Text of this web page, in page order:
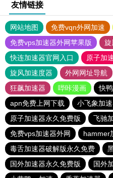
友情链接
网站地图 免费vqn外网加速
免费vps加速器外网苹果版
旋
快连加速器官网入口
原子加
旋风加速度器
外网网址导航
狂飙加速器
哔咔漫画 快
apn免费上网下载
小飞象加
原子加速器永久免费版
飞驰
免费vps加速器外网
hammer
毒舌加速器破解版永久免费
国外加速器永久免费版
国外